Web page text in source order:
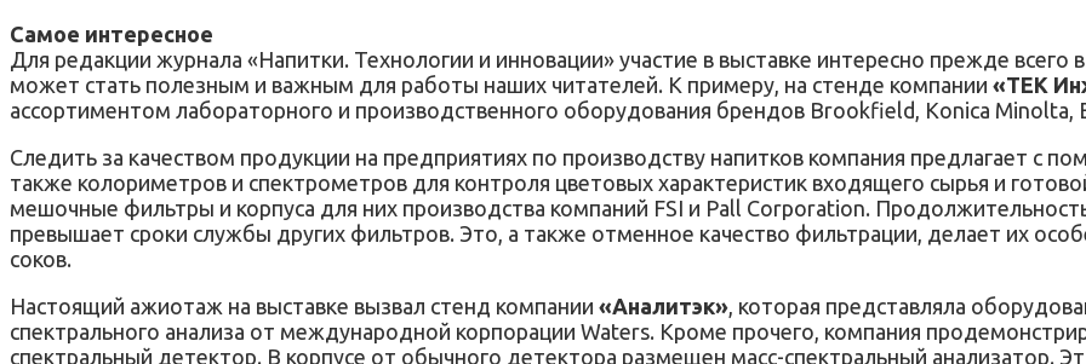
Самое интересное
Для редакции журнала «Напитки. Технологии и инновации» участие в выставке интересно прежде
может стать полезным и важным для работы наших читателей. К примеру, на стенде компании «ТЕК
ассортиментом лабораторного и производственного оборудования брендов Brookfield, Konica Minolta,
Следить за качеством продукции на предприятиях по производству напитков компания предлагает с
также колориметров и спектрометров для контроля цветовых характеристик входящего сырья и
мешочные фильтры и корпуса для них производства компаний FSI и Pall Corporation.
превышает сроки службы других фильтров. Это, а также отменное качество фильтрации, делает их
соков.
Настоящий ажиотаж на выставке вызвал стенд компании «Аналитэк» , которая представляла
спектрального анализа от международной корпорации Waters. Кроме прочего, компания
спектральный детектор. В корпусе от обычного детектора размещен масс-спектральный анализатор.